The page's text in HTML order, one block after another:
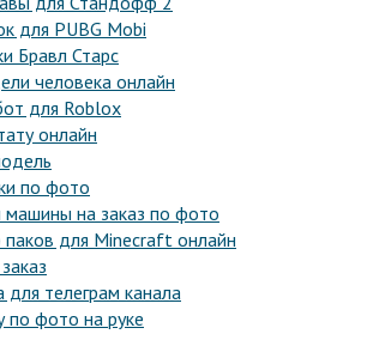
для PUBG Mobi
Бравл Старс
человека онлайн
для Roblox
онлайн
по фото
на заказ по фото
паков для Minecraft онлайн
для телеграм канала
по фото на руке